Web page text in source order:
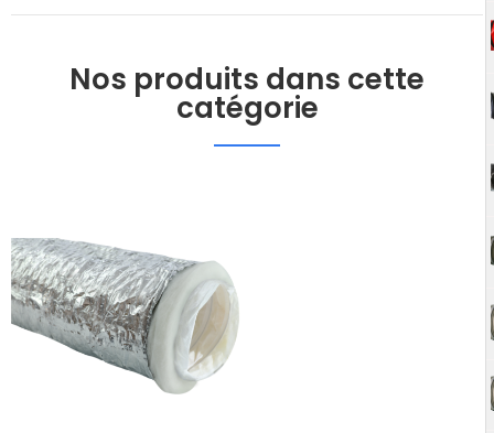
Nos produits dans cette
catégorie